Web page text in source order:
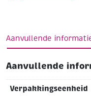
aanduwen. Indien
Vochtbestendig en
bewaren.
Geschikt
koud water af- en
Aanvullende
Aanvullende
Verpakkingseenheid